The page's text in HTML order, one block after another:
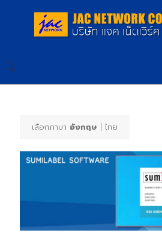
เลือกภาษา อังกฤษ | ไทย